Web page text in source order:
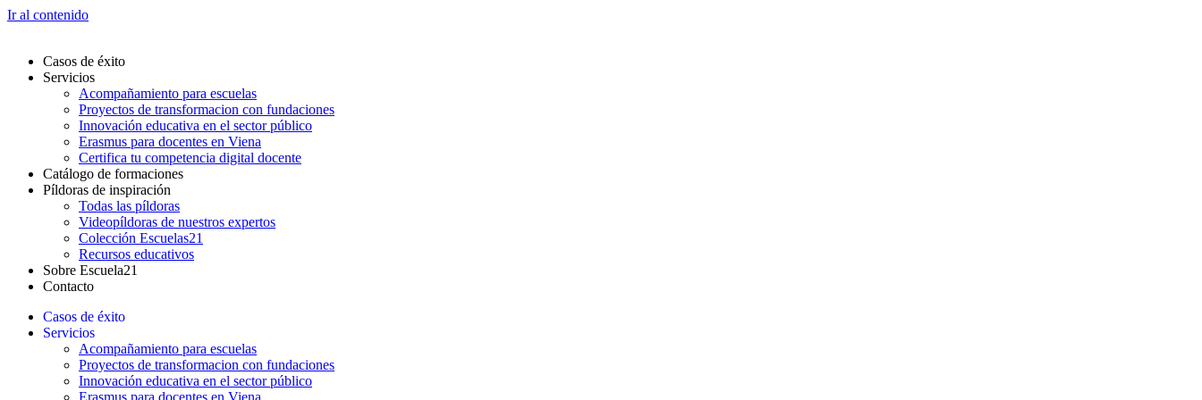
Ir al contenido
Casos de éxito
Servicios
Acompañamiento para escuelas
Proyectos de transformacion con fundaciones
Innovación educativa en el sector público
Erasmus para docentes en Viena
Certifica tu competencia digital docente
Catálogo de formaciones
Píldoras de inspiración
Todas las píldoras
Videopíldoras de nuestros expertos
Colección Escuelas21
Recursos educativos
Sobre Escuela21
Contacto
Casos de éxito
Servicios
Acompañamiento para escuelas
Proyectos de transformacion con fundaciones
Innovación educativa en el sector público
Erasmus para docentes en Viena